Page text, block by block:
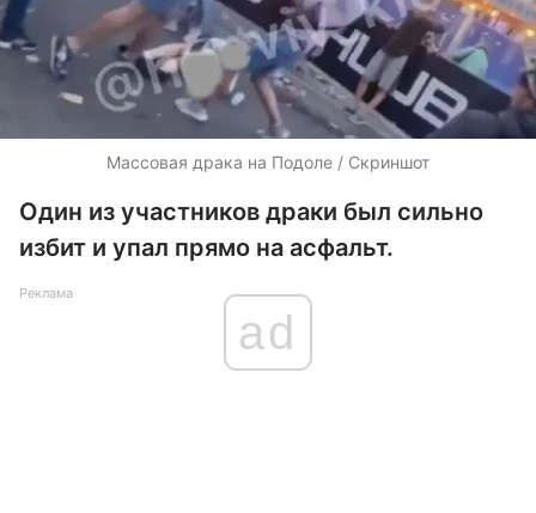
Массовая драка на Подоле / Скриншот
Один из участников драки был сильно
избит и упал прямо на асфальт.
Реклама
ad